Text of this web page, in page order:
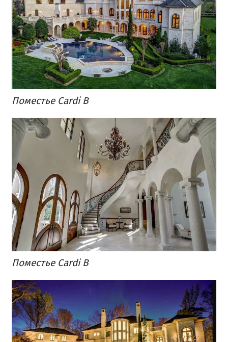
Поместье Cardi B
Поместье Cardi B